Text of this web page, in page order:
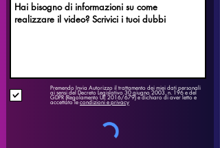
Premendo Invia Autorizzo il trattamento dei miei dati personali
ai sensi del Decreto Legislativo 30 giugno 2003, n. 196 e del
GDPR (Regolamento UE 2016/679) e dichiaro di aver letto e
accettato le condizioni e privacy